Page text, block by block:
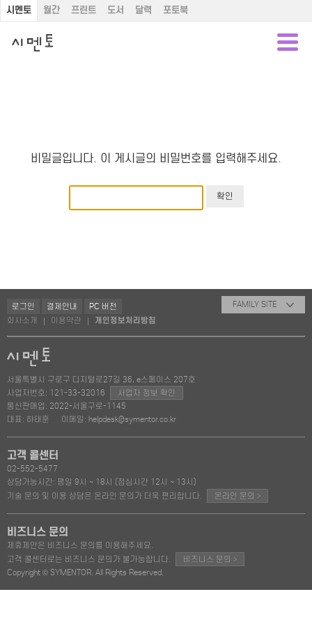
시멘토 월간 프린트 도서 달력 포토북
비밀글입니다. 이 게시글의 비밀번호를 입력해주세요.
로그인 결제안내
PC 버전
회사소개
이용약관 개인정보처리방침
FAMILY SITE
서울특별시 구로구 디지털로27길 36, e스페이스 207호
사업자번호: 121-33-32016
사업자 정보 확인
통신판매업: 2022-서울구로-1145
대표: 하태훈
이메일: helpdesk@symentor.co.kr
고객 콜센터
02-552-5477
상담가능시간: 평일 9시 ~ 18시 (점심시간 12시 ~ 13시)
기술 문의 및 이용 상담은 온라인 문의가 더욱 편리합니다.
온라인 문의 >
비즈니스 문의
제휴제안은 비즈니스 문의를 이용해주세요.
고객 콜센터로는 비즈니스 문의가 불가능합니다.
비즈니스 문의 >
Copyright © SYMENTOR. All Rights Reserved.